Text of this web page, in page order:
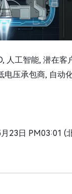
人工智能, 潜在客
电压承包商, 自动
月23日 PM03:01 (